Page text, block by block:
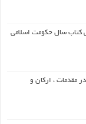
سال حکومت اسلامی
مقدمات ، ارکان و